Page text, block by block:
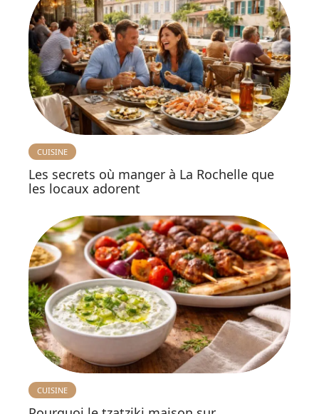
CUISINE
Les secrets où manger à La Rochelle que
les locaux adorent
CUISINE